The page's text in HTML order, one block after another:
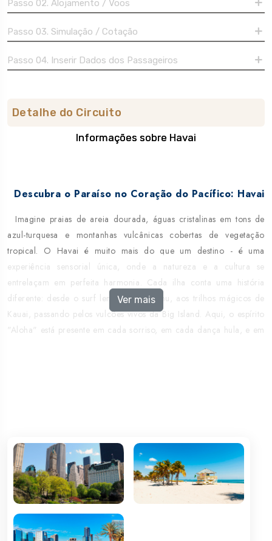
Passo 02. Alojamento / Voos
Passo 03. Simulação / Cotação
Passo 04. Inserir Dados dos Passageiros
Detalhe do Circuito
Informações sobre Havai
Descubra o Paraíso no Coração do Pacífico: Havai
Imagine praias de areia dourada, águas cristalinas em tons de
azul-turquesa e montanhas vulcânicas cobertas de vegetação
tropical. O Havai é muito mais do que um destino - é uma
experiência sensorial única, onde a natureza e a cultura se
entrelaçam em perfeita harmonia. Cada ilha conta uma história
diferente: desde o surf lendário de Oahu, aos trilhos mágicos de
Kauai, passando pelos vulcões vivos da Big Island. Aqui, o espírito
"Aloha" está presente em cada sorriso, em cada dança hula, e em
Ver mais